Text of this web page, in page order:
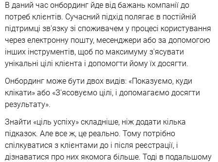
В даний час онбординг йде від бажань компанії до
потреб клієнтів. Сучасний підхід полягає в постійній
підтримці зв'язку зі споживачем у процесі користування
через електронну пошту, месенджери або за допомогою
інших інструментів, щоб по максимуму з'ясувати
унікальні цілі клієнта і допомогти йому їх досягти.
Онбординг може бути двох видів: «Показуємо, куди
клікати» або «З'ясовуємо цілі, і допомагаємо досягти
результату».
Знайти «ціль успіху» складніше, ніж додати кілька
підказок. Але все ж, це реально. Тому потрібно
спілкуватися з клієнтами до і після реєстрації, і
дізнаватися про них якомога більше. Тоді в подальшому